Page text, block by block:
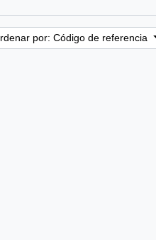
por: Código de referencia